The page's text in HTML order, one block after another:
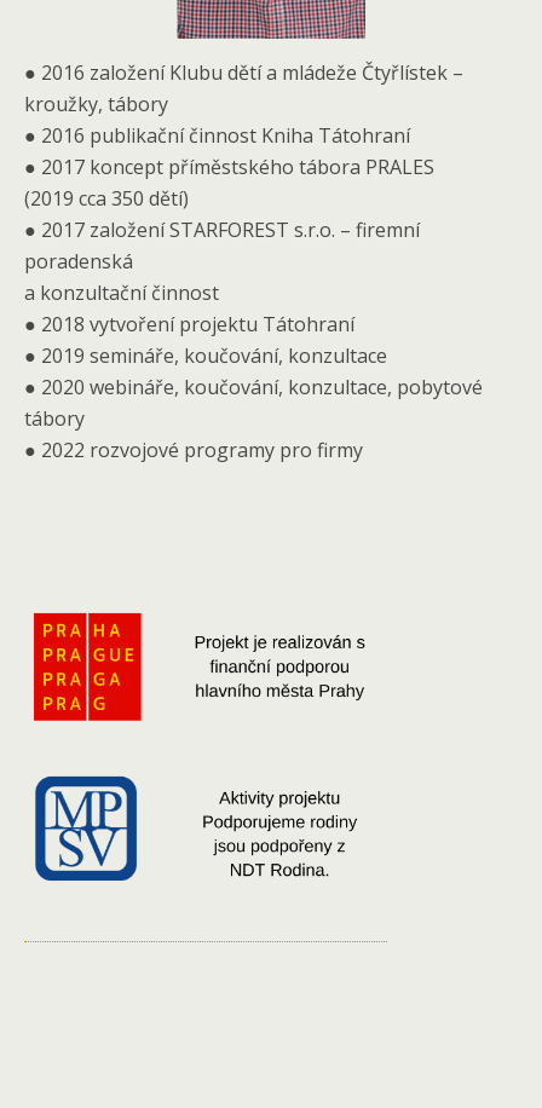
● 2016 založení Klubu dětí a mládeže Čtyřlístek –
kroužky, tábory
● 2016 publikační činnost Kniha Tátohraní
● 2017 koncept příměstského tábora PRALES
(2019 cca 350 dětí)
● 2017 založení STARFOREST s.r.o. – firemní
poradenská
a konzultační činnost
● 2018 vytvoření projektu Tátohraní
● 2019 semináře, koučování, konzultace
● 2020 webináře, koučování, konzultace, pobytové
tábory
● 2022 rozvojové programy pro firmy